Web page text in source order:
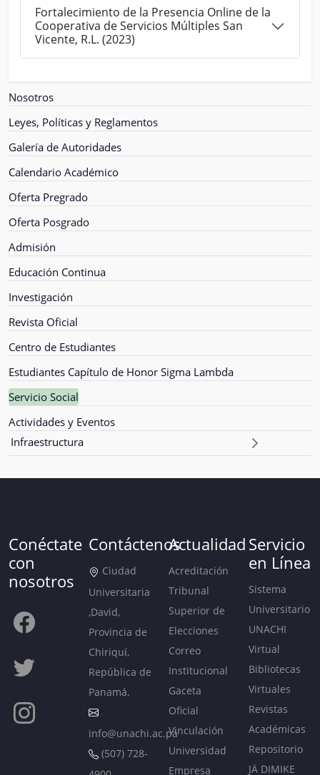
Nosotros
Leyes, Políticas y Reglamentos
Galería de Autoridades
Calendario Académico
Oferta Pregrado
Oferta Posgrado
Admisión
Educación Continua
Investigación
Revista Oficial
Centro de Estudiantes
Estudiantes Capítulo de Honor Sigma Lambda
Servicio Social
Actividades y Eventos
Infraestructura
Fortalecimiento de la Presencia Online de la
Cooperativa de Servicios Múltiples San
Vicente, R.L. (2023)
Conéctate
con
nosotros
Contáctenos
Ciudad
Universitaria
,David,
Provincia de
Chiriquí,
República de
Panamá.
info@unachi.ac.pa
(507) 728-
Actualidad
Acreditación
Tribunal
Superior de
Elecciones
Correo
Institucional
Gaceta
Oficial
Vinculación
Universidad
Empresa
Servicio
en Línea
Sistema
Universitario
UNACHI
Virtual
Bibliotecas
Virtuales
Revistas
Académicas
Repositorio
JÄ DIMIKE